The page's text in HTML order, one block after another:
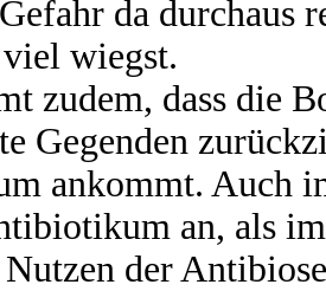
da durchaus
wiegst.
zudem, dass die
Gegenden
ankommt. Auch
an, als
der